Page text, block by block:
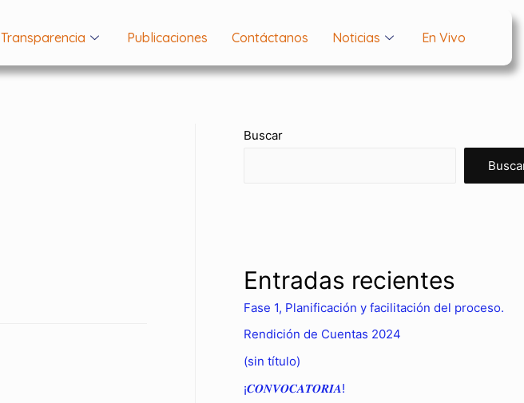
Transparencia Publicaciones Contáctanos Noticias En Vivo
Buscar
Entradas recientes
Fase 1, Planificación y facilitación del proceso.
Rendición de Cuentas 2024
(sin título)
¡𝑪𝑶𝑵𝑽𝑶𝑪𝑨𝑻𝑶𝑹𝑰𝑨!